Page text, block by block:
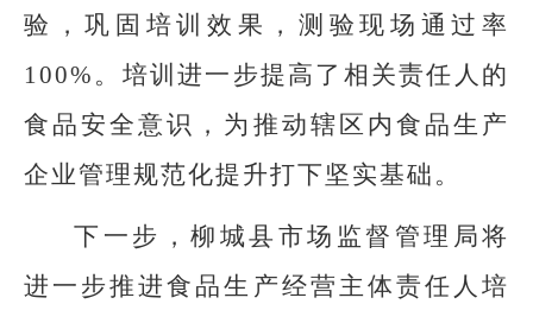
验，巩固培训效果，测验现场通过率
100%。培训进一步提高了相关责任人的
食品安全意识，为推动辖区内食品生产
企业管理规范化提升打下坚实基础。
下一步，柳城县市场监督管理局将
进一步推进食品生产经营主体责任人培